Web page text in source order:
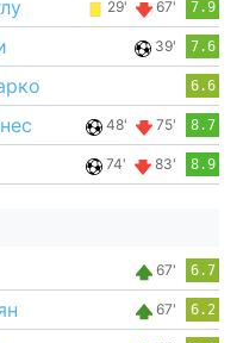
29' 67' 7.9
39' 7.6
6.6
48' 75' 8.7
74' 83' 8.9
67' 6.7
67' 6.2